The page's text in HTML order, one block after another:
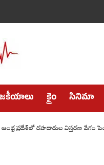
క్రైం సినిమా
ఆంధ్రప్రదేశ్‌లో రహదారుల విస్తరణ వేగం